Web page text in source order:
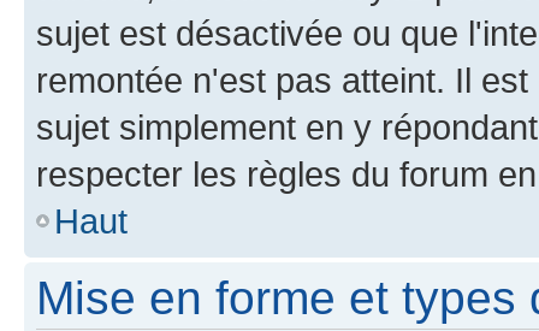
sujet est désactivée ou que
remontée n'est pas atteint. Il
sujet simplement en y
respecter les règles du forum
Haut
Mise en forme et types